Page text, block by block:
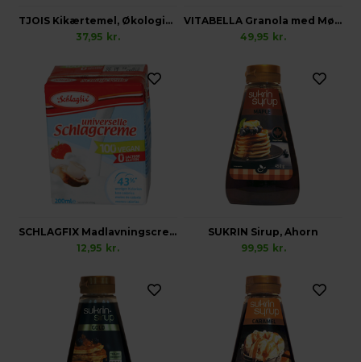
TJOIS Kikærtemel, Økologisk Glutenfri
37,95 kr.
VITABELLA Granola med Mørk Chokolade, Økologisk Vegansk Glutenfri
49,95 kr.
SCHLAGFIX Madlavningscreme, Vegansk
12,95 kr.
SUKRIN Sirup, Ahorn
99,95 kr.